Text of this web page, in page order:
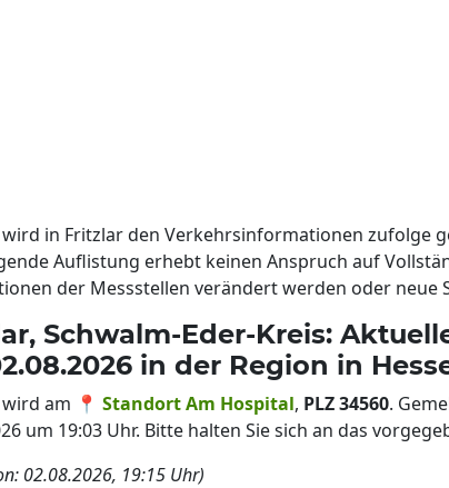
in Fritzlar den Verkehrsinformationen zufolge
Auflistung erhebt keinen Anspruch auf
der Messstellen verändert werden oder neue
Schwalm-Eder-Kreis:
in der Region in
am 📍 Standort Am Hospital, PLZ 34560.
um 19:03 Uhr. Bitte halten Sie sich an das
02.08.2026, 19:15 Uhr)